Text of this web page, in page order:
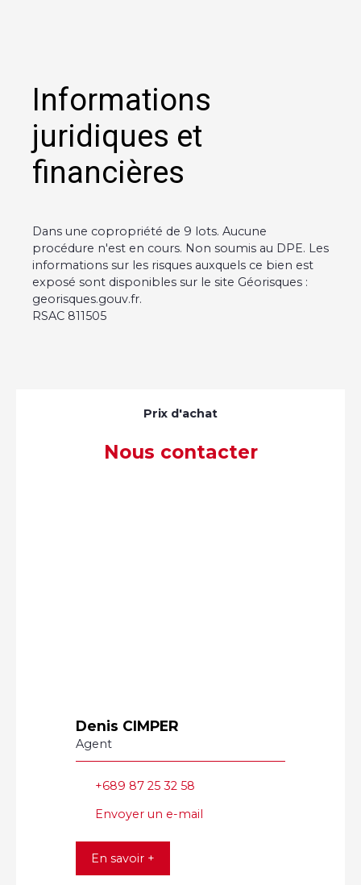
Informations
juridiques et
financières
Dans une copropriété de 9 lots. Aucune
procédure n'est en cours. Non soumis au DPE. Les
informations sur les risques auxquels ce bien est
exposé sont disponibles sur le site Géorisques :
georisques.gouv.fr.
RSAC 811505
Prix d'achat
Nous contacter
Denis CIMPER
Agent
+689 87 25 32 58
Envoyer un e-mail
En savoir +